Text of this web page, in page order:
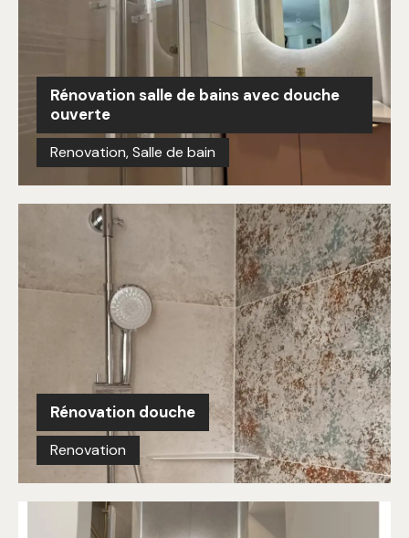
Rénovation salle de bains avec douche
ouverte
Renovation,Salle de bain
Rénovation douche
Renovation